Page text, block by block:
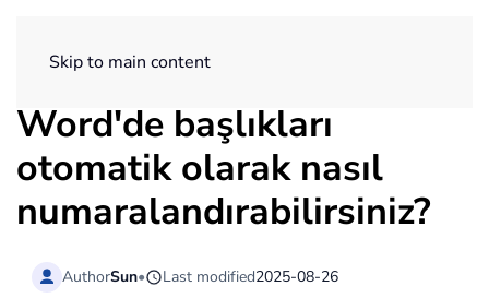
Skip to main content
Word'de başlıkları
otomatik olarak nasıl
numaralandırabilirsiniz?
AuthorSun• Last modified2025-08-26